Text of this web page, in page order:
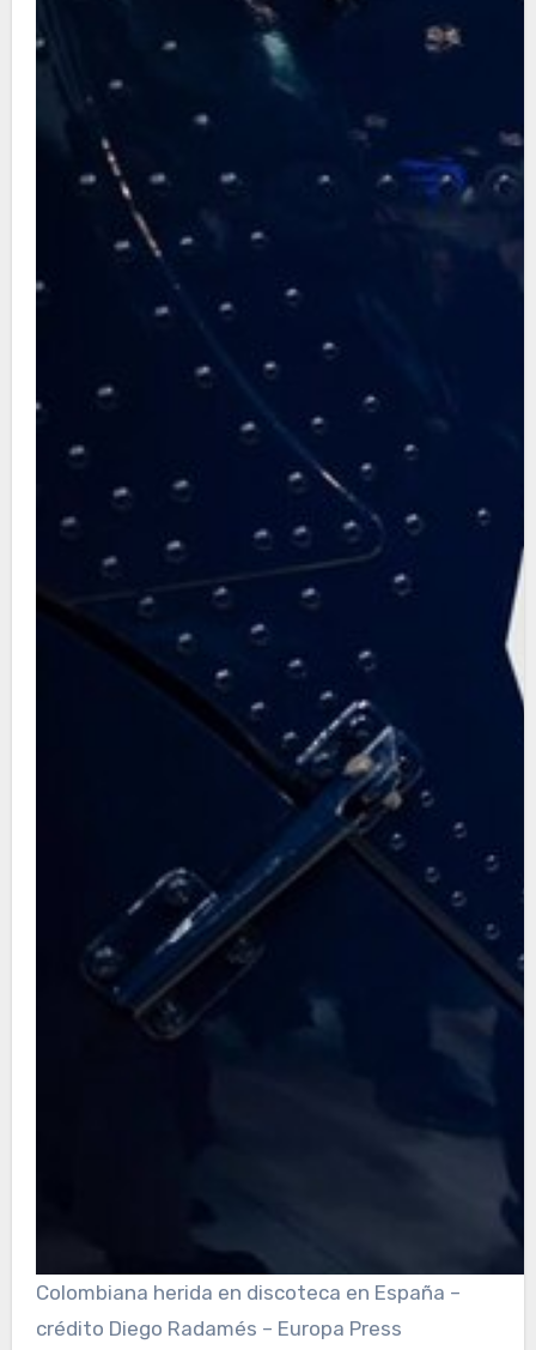
Colombiana herida en discoteca en España –
crédito Diego Radamés – Europa Press